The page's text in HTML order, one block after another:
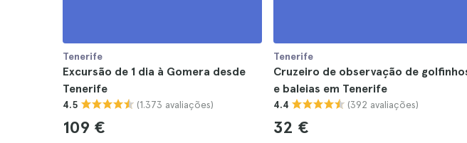
Tenerife
Excursão de 1 dia à Gomera desde
Tenerife
4.5 (1.373 avaliações)
109 €
Tenerife
Cruzeiro de observação de
e baleias em Tenerife
4.4 (392 avaliações)
32 €